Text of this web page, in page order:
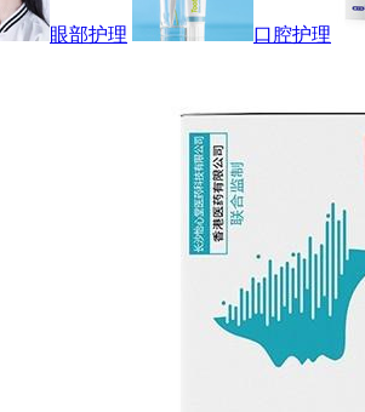
眼部护理 口腔护理